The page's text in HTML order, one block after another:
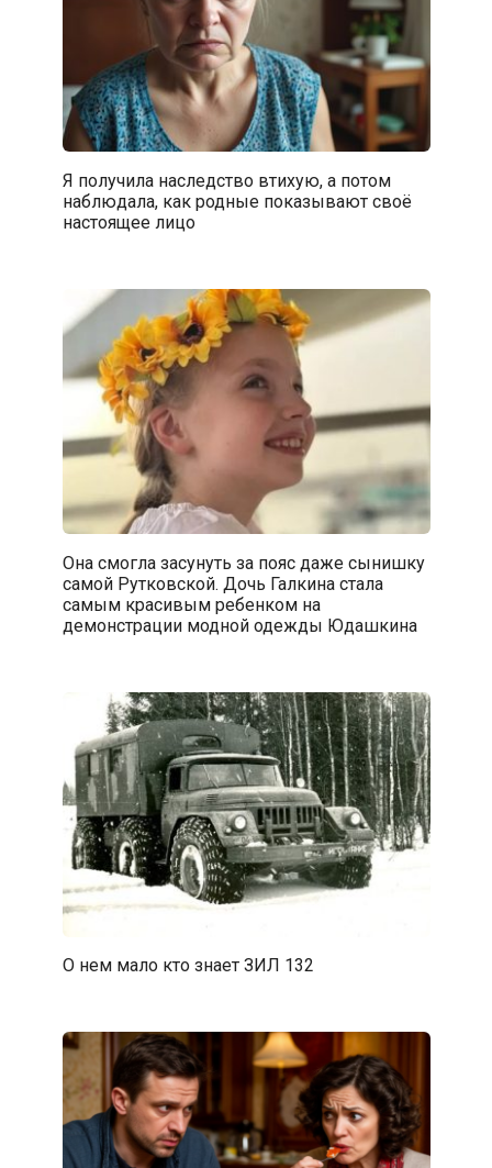
Я получила наследство втихую, а потом
наблюдала, как родные показывают своё
настоящее лицо
Она смогла засунуть за пояс даже сынишку
самой Рутковской. Дочь Галкина стала
самым красивым ребенком на
демонстрации модной одежды Юдашкина
О нем мало кто знает ЗИЛ 132